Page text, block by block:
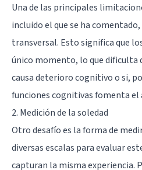
Una de las principales
incluido el que se ha
transversal. Esto significa que
único momento, lo que dificulta
causa deterioro cognitivo o si,
funciones cognitivas fomenta
2. Medición de la soledad
Otro desafío es la forma de
diversas escalas para evaluar
capturan la misma experiencia.